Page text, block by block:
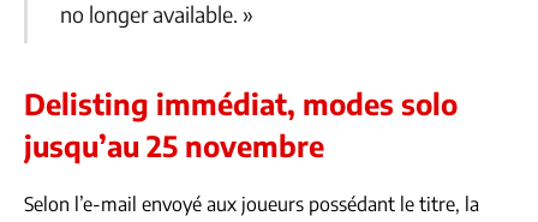
no longer available. »
Delisting immédiat, modes solo
jusqu’au 25 novembre
Selon l’e-mail envoyé aux joueurs possédant le titre, la